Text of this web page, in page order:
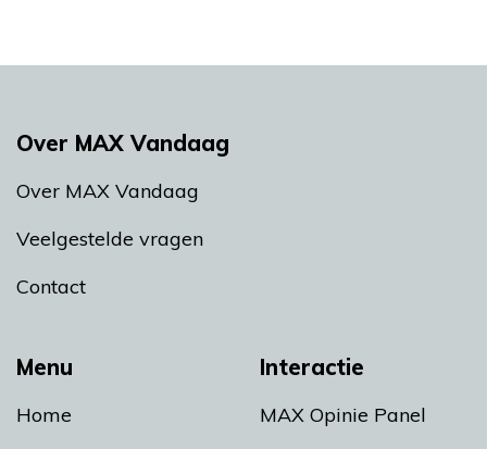
Menu
Home
Interactie
MAX Opinie Panel
Over MAX Vandaag
Over MAX Vandaag
Veelgestelde vragen
Contact